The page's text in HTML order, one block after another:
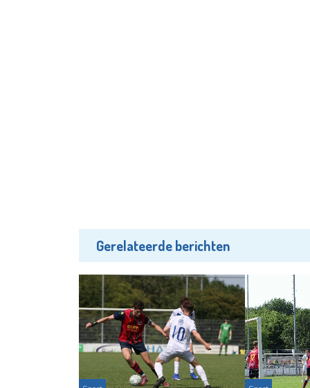
Gerelateerde berichten